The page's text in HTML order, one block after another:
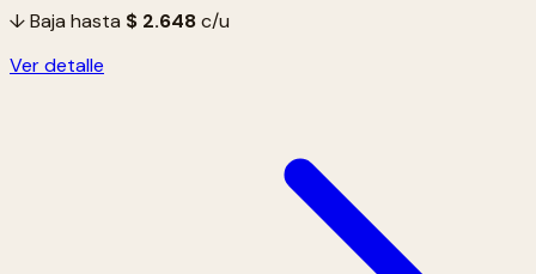
↓ Baja hasta $ 2.648c/u
Ver detalle